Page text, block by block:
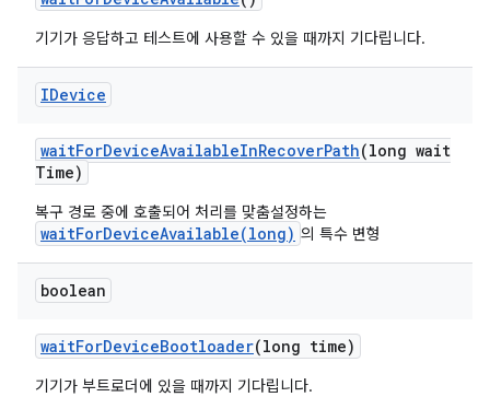
기기가 응답하고 테스트에 사용할 수 있을 때까지 기다립니다.
IDevice
waitForDeviceAvailableInRecoverPath(long wait
Time)
복구 경로 중에 호출되어 처리를 맞춤설정하는
waitForDeviceAvailable(long) 의 특수 변형
boolean
waitForDeviceBootloader(long time)
기기가 부트로더에 있을 때까지 기다립니다.